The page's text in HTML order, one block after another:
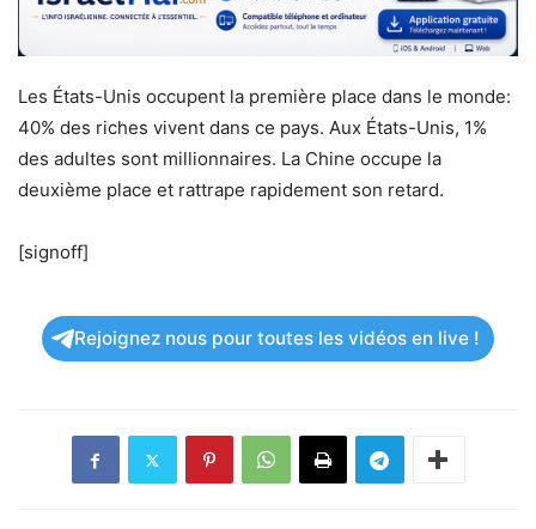
Les États-Unis occupent la première place dans le monde:
40% des riches vivent dans ce pays. Aux États-Unis, 1%
des adultes sont millionnaires. La Chine occupe la
deuxième place et rattrape rapidement son retard.
[signoff]
Rejoignez nous pour toutes les vidéos en live !